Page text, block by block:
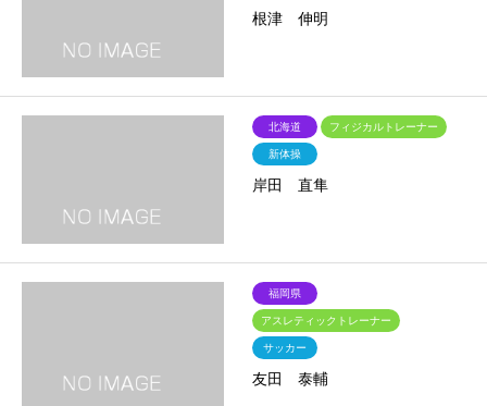
根津 伸明
北海道 フィジカルトレーナー
新体操
岸田 直隼
福岡県
アスレティックトレーナー
サッカー
友田 泰輔